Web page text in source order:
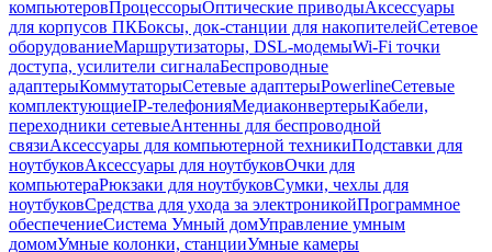
компьютеровПроцессорыОптические приводыАксессуары
для корпусов ПКБоксы, док-станции для накопителейСетевое
оборудованиеМаршрутизаторы, DSL-модемыWi-Fi точки
доступа, усилители сигналаБеспроводные
адаптерыКоммутаторыСетевые адаптерыPowerlineСетевые
комплектующиеIP-телефонияМедиаконвертерыКабели,
переходники сетевыеАнтенны для беспроводной
связиАксессуары для компьютерной техникиПодставки для
ноутбуковАксессуары для ноутбуковОчки для
компьютераРюкзаки для ноутбуковСумки, чехлы для
ноутбуковСредства для ухода за электроникойПрограммное
обеспечениеСистема Умный домУправление умным
домомУмные колонки, станцииУмные камеры